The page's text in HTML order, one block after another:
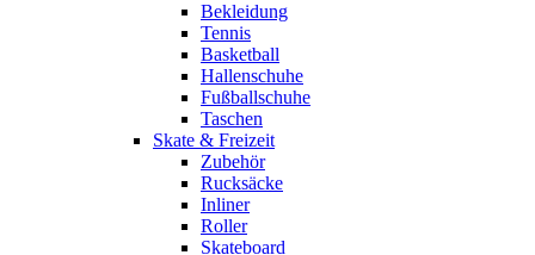
Bekleidung
Tennis
Basketball
Hallenschuhe
Fußballschuhe
Taschen
Skate & Freizeit
Zubehör
Rucksäcke
Inliner
Roller
Skateboard